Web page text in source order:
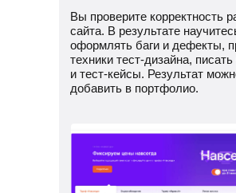
Вы проверите корректность
сайта. В результате
оформлять баги и дефекты,
техники тест-дизайна,
и тест-кейсы. Результат
добавить в портфолио.